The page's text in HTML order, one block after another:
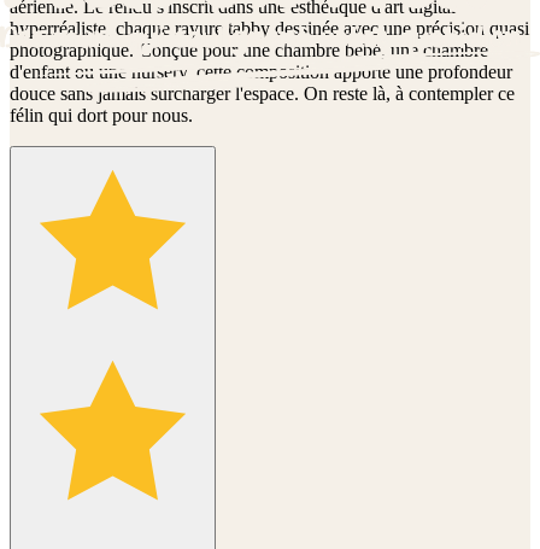
aérienne. Le rendu s'inscrit dans une esthétique d'art digital
hyperréaliste, chaque rayure tabby dessinée avec une précision quasi
photographique. Conçue pour une chambre bébé, une chambre
d'enfant ou une nursery, cette composition apporte une profondeur
douce sans jamais surcharger l'espace. On reste là, à contempler ce
félin qui dort pour nous.